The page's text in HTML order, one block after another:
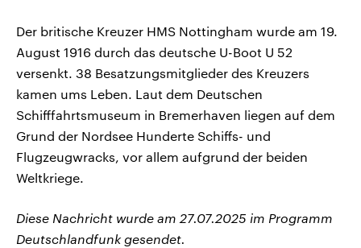
Der britische Kreuzer HMS Nottingham wurde am 19.
August 1916 durch das deutsche U-Boot U 52
versenkt. 38 Besatzungsmitglieder des Kreuzers
kamen ums Leben. Laut dem Deutschen
Schifffahrtsmuseum in Bremerhaven liegen auf dem
Grund der Nordsee Hunderte Schiffs- und
Flugzeugwracks, vor allem aufgrund der beiden
Weltkriege.
Diese Nachricht wurde am 27.07.2025 im Programm
Deutschlandfunk gesendet.